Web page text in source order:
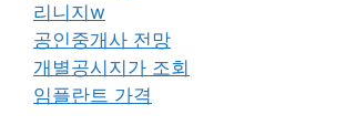
리니지w
공인중개사 전망
개별공시지가 조회
임플란트 가격